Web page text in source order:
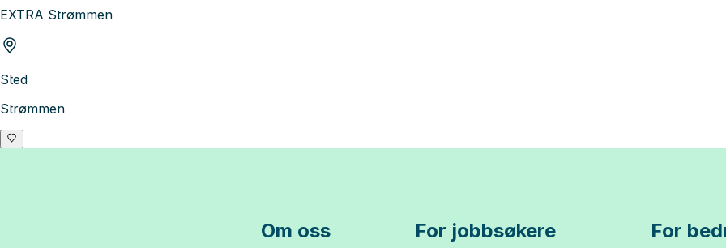
EXTRA Strømmen
Sted
Strømmen
Om oss For jobbsøkere For